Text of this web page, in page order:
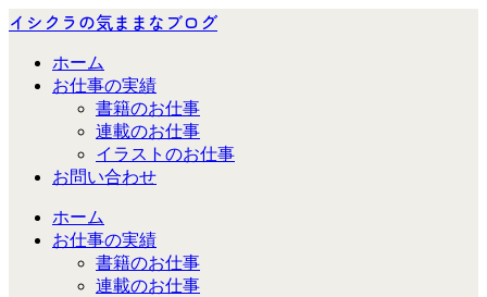
イシクラの気ままなブログ
ホーム
お仕事の実績
書籍のお仕事
連載のお仕事
イラストのお仕事
お問い合わせ
ホーム
お仕事の実績
書籍のお仕事
連載のお仕事